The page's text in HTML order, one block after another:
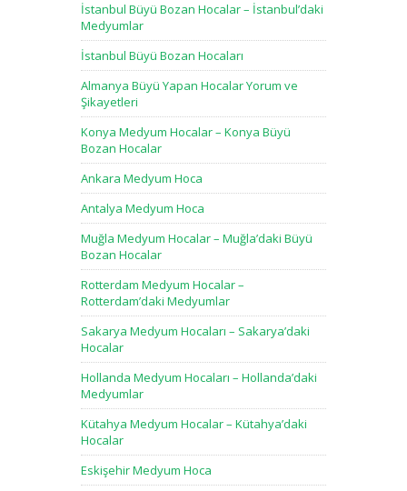
İstanbul Büyü Bozan Hocalar – İstanbul’daki
Medyumlar
İstanbul Büyü Bozan Hocaları
Almanya Büyü Yapan Hocalar Yorum ve
Şikayetleri
Konya Medyum Hocalar – Konya Büyü
Bozan Hocalar
Ankara Medyum Hoca
Antalya Medyum Hoca
Muğla Medyum Hocalar – Muğla’daki Büyü
Bozan Hocalar
Rotterdam Medyum Hocalar –
Rotterdam’daki Medyumlar
Sakarya Medyum Hocaları – Sakarya’daki
Hocalar
Hollanda Medyum Hocaları – Hollanda’daki
Medyumlar
Kütahya Medyum Hocalar – Kütahya’daki
Hocalar
Eskişehir Medyum Hoca